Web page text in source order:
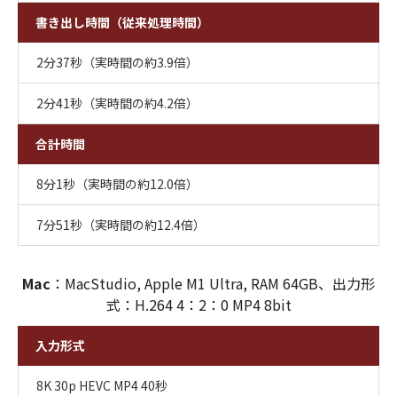
書き出し時間（従来処理時間）
合計時間
2分37秒（実時間の約3.9倍）
8分1秒（実時間の約12.0倍）
2分41秒（実時間の約4.2倍）
7分51秒（実時間の約12.4倍）
Mac ：MacStudio, Apple M1 Ultra, RAM 64GB、出力形
式：H.264 4：2：0 MP4 8bit
入力形式
8K 30p HEVC MP4 40秒